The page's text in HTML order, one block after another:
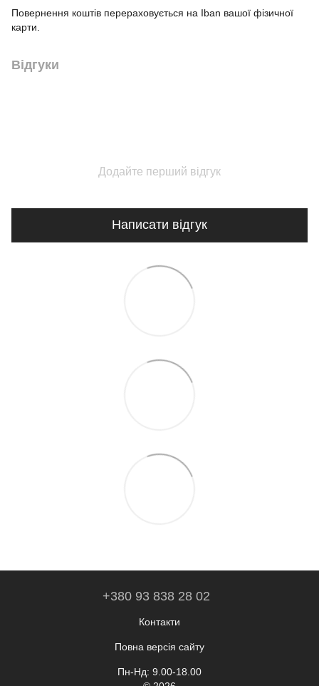
Повернення коштів перераховується на Iban вашої фізичної
карти.
Відгуки
Додайте перший відгук
Написати відгук
+380 93 838 28 02
Контакти
Повна версія сайту
Пн-Нд: 9.00-18.00